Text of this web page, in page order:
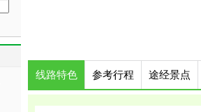
线路特色 参考行程 途经景点